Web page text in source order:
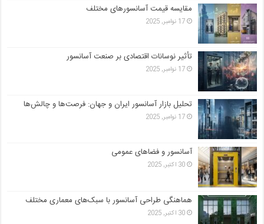
مقایسه قیمت آسانسورهای مختلف
17 نوامبر, 2025
تأثیر نوسانات اقتصادی بر صنعت آسانسور
17 نوامبر, 2025
تحلیل بازار آسانسور ایران و جهان: فرصت‌ها و چالش‌ها
17 نوامبر, 2025
آسانسور و فضاهای عمومی
30 اکتبر, 2025
هماهنگی طراحی آسانسور با سبک‌های معماری مختلف
30 اکتبر, 2025